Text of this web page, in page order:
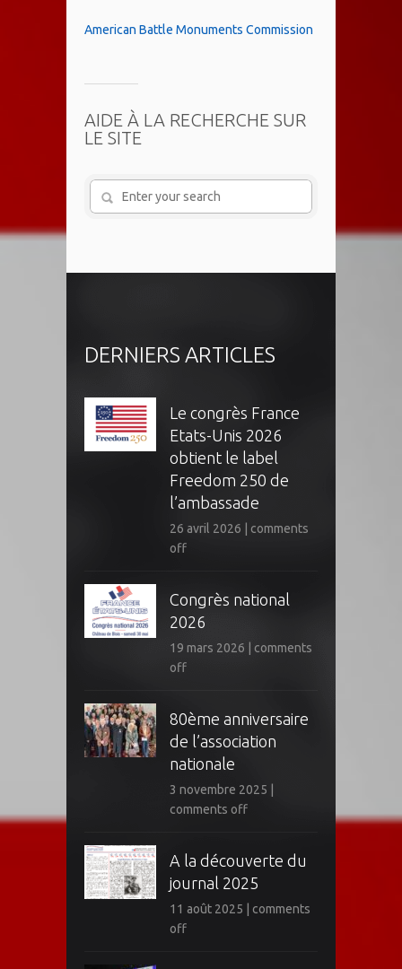
American Battle Monuments Commission
AIDE À LA RECHERCHE SUR
LE SITE
DERNIERS ARTICLES
Le congrès France
Etats-Unis 2026
obtient le label
Freedom 250 de
l’ambassade
26 avril 2026
comments
off
Congrès national
2026
19 mars 2026
comments
off
80ème anniversaire
de l’association
nationale
3 novembre 2025
comments off
A la découverte du
journal 2025
11 août 2025
comments
off